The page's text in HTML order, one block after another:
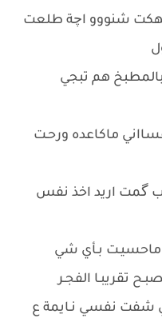
شنووو اچة طلعت
هم تبجي
ماكاعده ورحـت
گمت اريد اخذ نفس
ماحسيـت بـأي شي
شفت نفسي نـايمة ع